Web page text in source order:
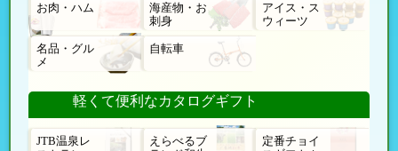
お肉・ハム
海産物・お
刺身
アイス・ス
ウィーツ
名品・グル
メ
自転車
軽くて便利なカタログギフト
JTB温泉レ
えらべるブ
定番チョイ